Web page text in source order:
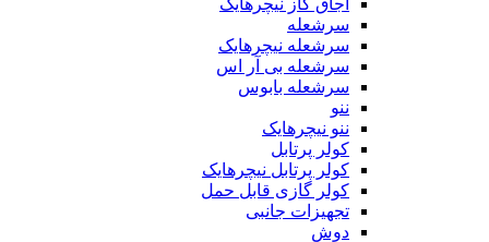
اجاق گاز نیچرهایک
سرشعله
سرشعله نیچرهایک
سرشعله بی آر اس
سرشعله بابوس
ننو
ننو نیچرهایک
کولر پرتابل
کولر پرتابل نیچرهایک
کولر گازی قابل حمل
تجهیزات جانبی
دوش